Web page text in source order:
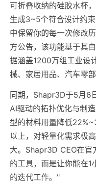
可折叠收纳的硅胶水杯
生成3~5个符合设计约
中保留你的每一次修改
方公告，该功能基于其
据涵盖1200万组工业设
械、家居用品、汽车零部
同期，Shapr3D于5月6
AI驱动的拓扑优化与制
型的材料用量降低
以上，对轻量化需求极
大。Shapr3D CEO在官
的工具，而是让你能在
的迭代工作。"